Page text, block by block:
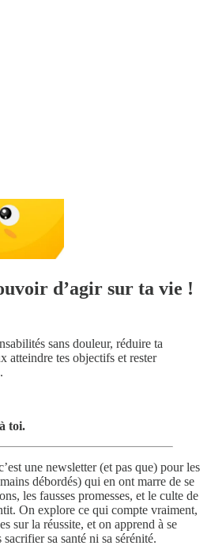
d’agir sur ta vie !
sans douleur, réduire ta
atteindre tes objectifs et rester
toi.
une newsletter (et pas que) pour les
débordés) qui en ont marre de se
les fausses promesses, et le culte de
On explore ce qui compte vraiment,
sur la réussite, et on apprend à se
sacrifier sa santé ni sa sérénité.